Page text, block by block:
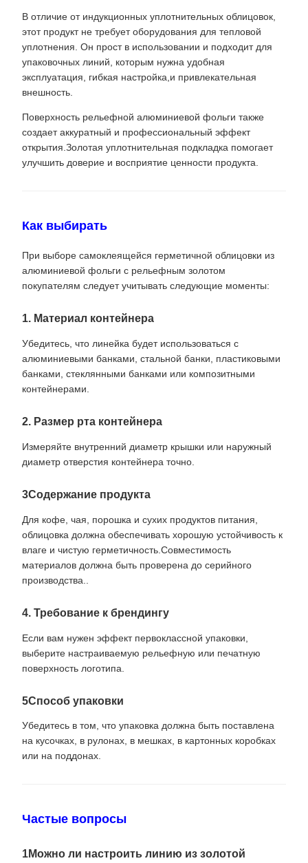
В отличие от индукционных уплотнительных облицовок,
этот продукт не требует оборудования для тепловой
уплотнения. Он прост в использовании и подходит для
упаковочных линий, которым нужна удобная
эксплуатация, гибкая настройка,и привлекательная
внешность.
Поверхность рельефной алюминиевой фольги также
создает аккуратный и профессиональный эффект
открытия.Золотая уплотнительная подкладка помогает
улучшить доверие и восприятие ценности продукта.
Как выбирать
При выборе самоклеящейся герметичной облицовки из
алюминиевой фольги с рельефным золотом
покупателям следует учитывать следующие моменты:
1. Материал контейнера
Убедитесь, что линейка будет использоваться с
алюминиевыми банками, стальной банки, пластиковыми
банками, стеклянными банками или композитными
контейнерами.
2. Размер рта контейнера
Измеряйте внутренний диаметр крышки или наружный
диаметр отверстия контейнера точно.
3Содержание продукта
Для кофе, чая, порошка и сухих продуктов питания,
облицовка должна обеспечивать хорошую устойчивость к
влаге и чистую герметичность.Совместимость
материалов должна быть проверена до серийного
производства..
4. Требование к брендингу
Если вам нужен эффект первоклассной упаковки,
выберите настраиваемую рельефную или печатную
поверхность логотипа.
5Способ упаковки
Убедитесь в том, что упаковка должна быть поставлена
на кусочках, в рулонах, в мешках, в картонных коробках
или на поддонах.
Частые вопросы
1Можно ли настроить линию из золотой